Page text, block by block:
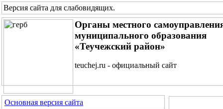
Версия сайта для слабовидящих.
Органы местного
муниципального образования
«Теучежский район»
teuchej.ru - официальный сайт
Основная версия сайта